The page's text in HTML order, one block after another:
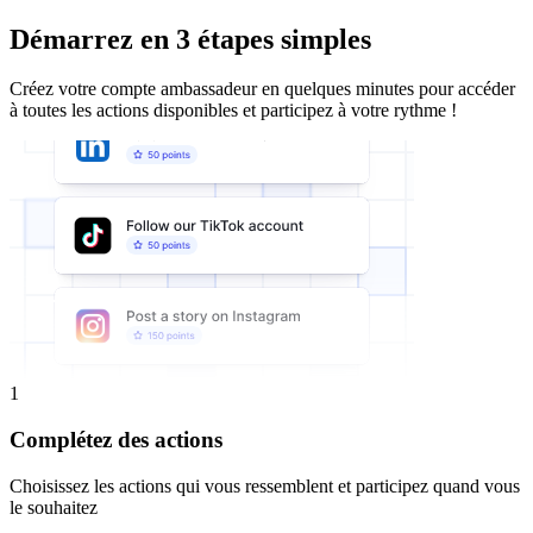
Démarrez en 3 étapes simples
Créez votre compte ambassadeur en quelques minutes pour accéder
à toutes les actions disponibles et participez à votre rythme !
1
Complétez des actions
Choisissez les actions qui vous ressemblent et participez quand vous
le souhaitez